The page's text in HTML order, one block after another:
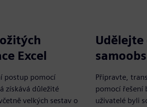
Excel
postup pomocí
získává důležité
velkých sestav o
Připravte,
pomocí řešení
uživatelé byli